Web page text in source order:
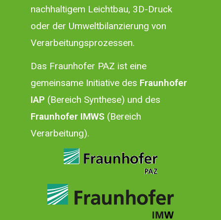
nachhaltigem Leichtbau, 3D-Druck
oder der Umweltbilanzierung von
Verarbeitungsprozessen.
Das Fraunhofer PAZ ist eine
gemeinsame Initiative des Fraunhofer
IAP (Bereich Synthese) und des
Fraunhofer IMWS (Bereich
Verarbeitung).